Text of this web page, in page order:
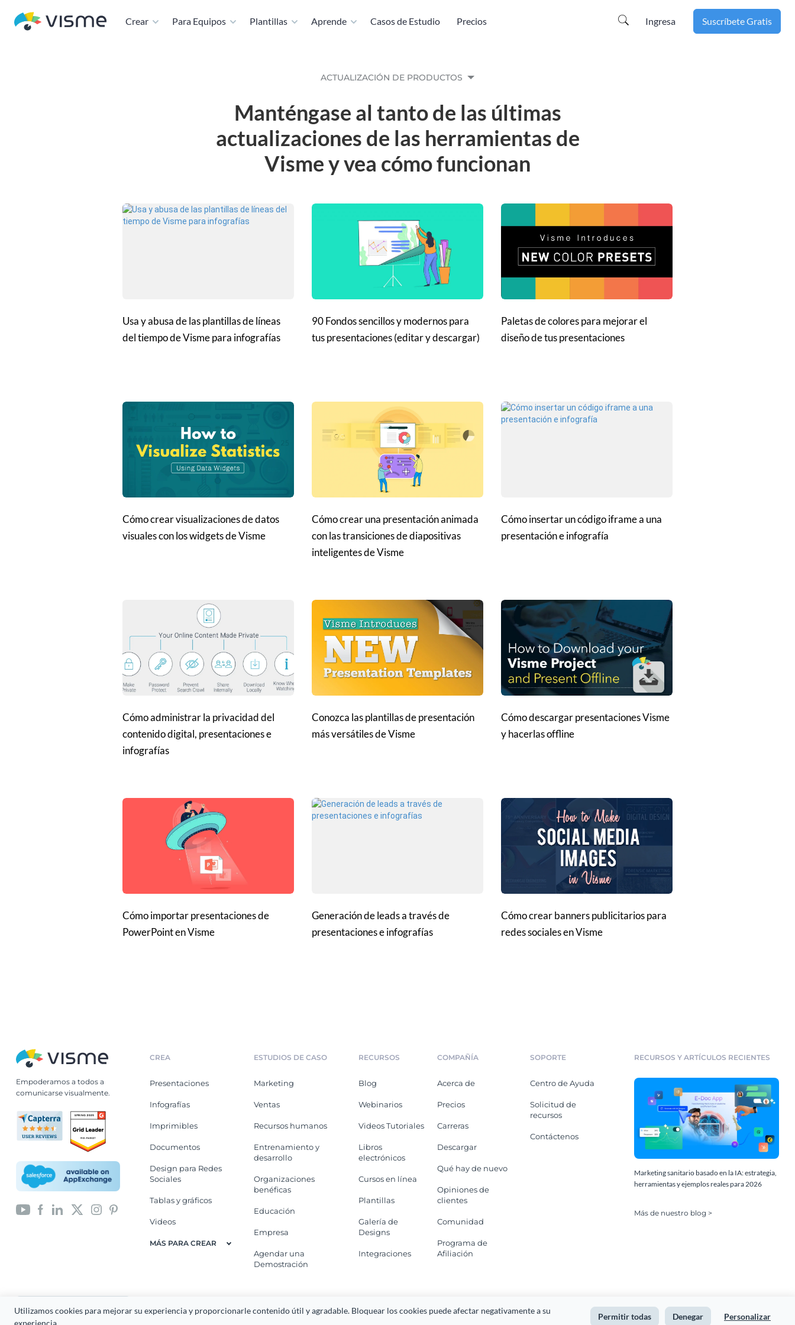
Utilizamos cookies para mejorar su experiencia y proporcionarle contenido útil y agradable. Bloquear los cookies puede afectar negativamente a su
experiencia.
Permitir todas Denegar Personalizar
Crear Para Equipos Plantillas Aprende Casos de Estudio Precios Ingresa Suscríbete Gratis
ACTUALIZACIÓN DE PRODUCTOS
Manténgase al tanto de las últimas
actualizaciones de las herramientas de
Visme y vea cómo funcionan
Usa y abusa de las plantillas de líneas
del tiempo de Visme para infografías
90 Fondos sencillos y modernos para
tus presentaciones (editar y descargar)
Paletas de colores para mejorar el
diseño de tus presentaciones
Cómo crear visualizaciones de datos
visuales con los widgets de Visme
Cómo crear una presentación animada
con las transiciones de diapositivas
inteligentes de Visme
Cómo insertar un código iframe a una
presentación e infografía
Cómo administrar la privacidad del
contenido digital, presentaciones e
infografías
Conozca las plantillas de presentación
más versátiles de Visme
Cómo descargar presentaciones Visme
y hacerlas offline
Cómo importar presentaciones de
PowerPoint en Visme
Generación de leads a través de
presentaciones e infografías
Cómo crear banners publicitarios para
redes sociales en Visme
Empoderamos a todos a
comunicarse visualmente.
CREA
Presentaciones
Infografías
Imprimibles
Documentos
Design para Redes
Sociales
Tablas y gráficos
Videos
MÁS PARA CREAR
ESTUDIOS DE CASO
Marketing
Ventas
Recursos humanos
Entrenamiento y
desarrollo
Organizaciones
benéficas
Educación
Empresa
Agendar una
Demostración
RECURSOS
Blog
Webinarios
Videos Tutoriales
Libros
electrónicos
Cursos en línea
Plantillas
Galería de
Designs
Integraciones
COMPAÑÍA
Acerca de
Precios
Carreras
Descargar
Qué hay de nuevo
Opiniones de
clientes
Comunidad
Programa de
Afiliación
SOPORTE
Centro de Ayuda
Solicitud de
recursos
Contáctenos
RECURSOS Y ARTÍCULOS RECIENTES
Marketing sanitario basado en la IA: estrategia,
herramientas y ejemplos reales para 2026
Más de nuestro blog >
Español Derechos Reservados 2026 Easy WebContent, LLC. (DBA Visme). Orgullosamente creado en Maryland. Términos de Servicio y Privacidad